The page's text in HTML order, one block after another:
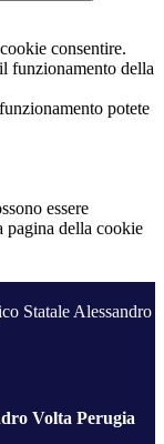
consentire.
funzionamento della
potete
essere
pagina della cookie
Statale Alessandro
Volta Perugia